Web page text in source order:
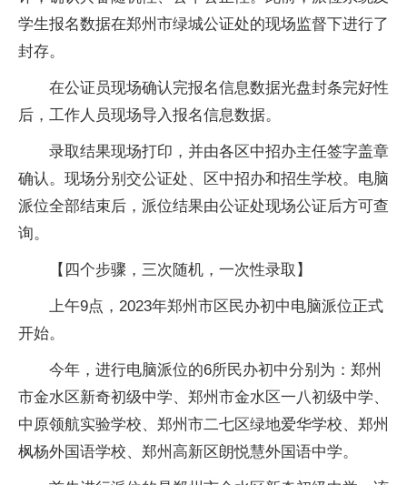
学生报名数据在郑州市绿城公证处的现场监督下进行了
封存。
在公证员现场确认完报名信息数据光盘封条完好性
后，工作人员现场导入报名信息数据。
录取结果现场打印，并由各区中招办主任签字盖章
确认。现场分别交公证处、区中招办和招生学校。电脑
派位全部结束后，派位结果由公证处现场公证后方可查
询。
【四个步骤，三次随机，一次性录取】
上午9点，2023年郑州市区民办初中电脑派位正式
开始。
今年，进行电脑派位的6所民办初中分别为：郑州
市金水区新奇初级中学、郑州市金水区一八初级中学、
中原领航实验学校、郑州市二七区绿地爱华学校、郑州
枫杨外国语学校、郑州高新区朗悦慧外国语中学。